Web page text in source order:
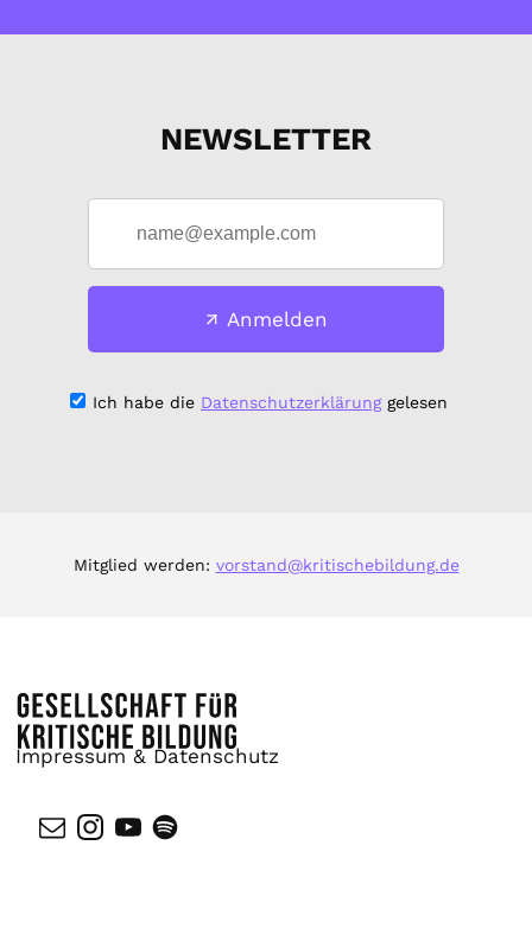
NEWSLETTER
Anmelden
Ich habe die Datenschutzerklärunggelesen
Mitglied werden: vorstand@kritischebildung.de
Impressum & Datenschutz